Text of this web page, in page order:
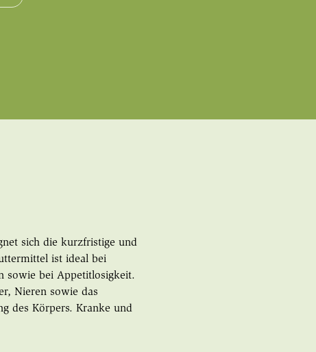
sich die kurzfristige und
ist ideal bei
sowie bei Appetitlosigkeit.
Nieren sowie das
des Körpers. Kranke und